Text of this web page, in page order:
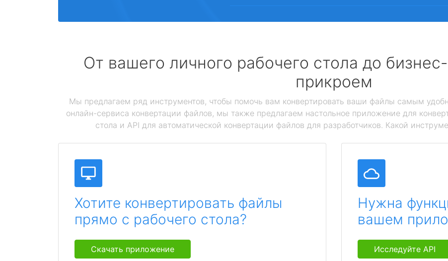
От вашего личного рабочего стола до
прикроем
Мы предлагаем ряд инструментов, чтобы помочь вам конвертировать ваши файлы самым
онлайн-сервиса конвертации файлов, мы также предлагаем настольное приложение для
стола и API для автоматической конвертации файлов для разработчиков. Какой
Хотите конвертировать файлы
прямо с рабочего стола?
Скачать приложение
Нужна
вашем
Исследуйте API